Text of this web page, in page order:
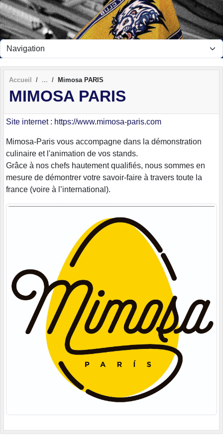
Accueil Mimosa PARIS
MIMOSA PARIS
Site internet : https://www.mimosa-paris.com
Mimosa-Paris vous accompagne dans la démonstration
culinaire et l'animation de vos stands.
Grâce à nos chefs hautement qualifiés, nous sommes en
mesure de démontrer votre savoir-faire à travers toute la
france (voire à l’international).
Panneau de gestion des cookies